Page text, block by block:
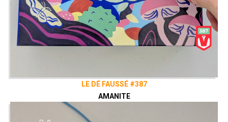
LE DÉ FAUSSÉ #387
AMANITE